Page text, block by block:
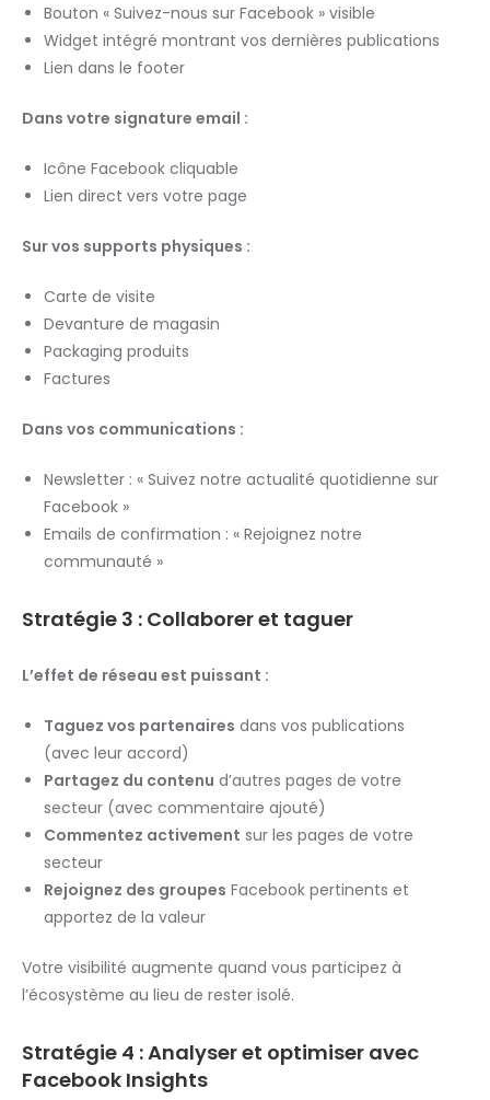
Bouton « Suivez-nous sur Facebook » visible
Widget intégré montrant vos dernières publications
Lien dans le footer
Dans votre signature email :
Icône Facebook cliquable
Lien direct vers votre page
Sur vos supports physiques :
Carte de visite
Devanture de magasin
Packaging produits
Factures
Dans vos communications :
Newsletter : « Suivez notre actualité quotidienne sur
Facebook »
Emails de confirmation : « Rejoignez notre
communauté »
Stratégie 3 : Collaborer et taguer
L’effet de réseau est puissant :
Taguez vos partenaires dans vos publications
(avec leur accord)
Partagez du contenu d’autres pages de votre
secteur (avec commentaire ajouté)
Commentez activement sur les pages de votre
secteur
Rejoignez des groupes Facebook pertinents et
apportez de la valeur
Votre visibilité augmente quand vous participez à
l’écosystème au lieu de rester isolé.
Stratégie 4 : Analyser et optimiser avec
Facebook Insights